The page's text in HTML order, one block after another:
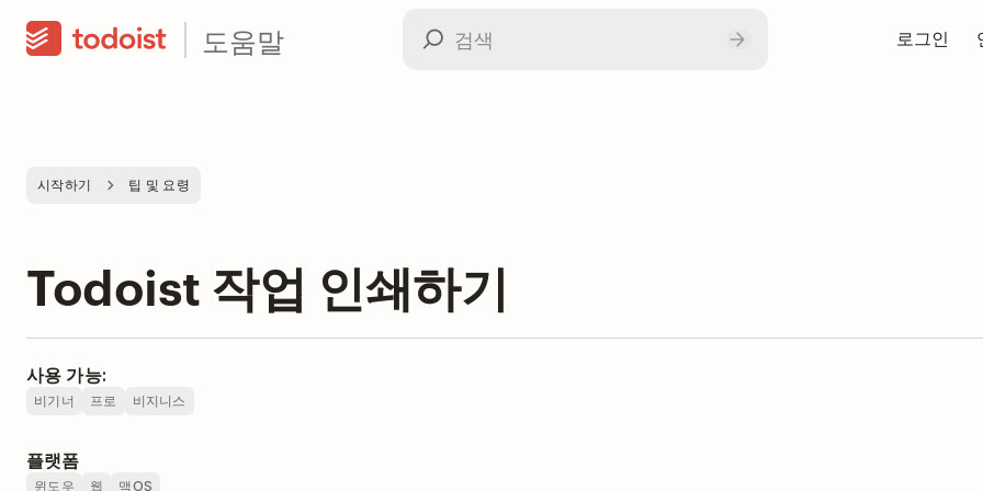
도움말 로그인
시작하기 팁 및 요령
Todoist 작업 인쇄하기
사용 가능:
비기너 프로 비지니스
플랫폼
윈도우 웹 맥OS